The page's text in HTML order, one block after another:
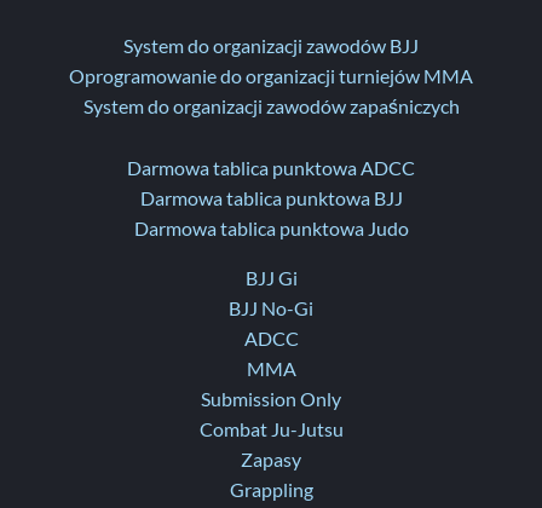
System do organizacji zawodów BJJ
Oprogramowanie do organizacji turniejów MMA
System do organizacji zawodów zapaśniczych
Darmowa tablica punktowa ADCC
Darmowa tablica punktowa BJJ
Darmowa tablica punktowa Judo
BJJ Gi
BJJ No-Gi
ADCC
MMA
Submission Only
Combat Ju-Jutsu
Zapasy
Grappling